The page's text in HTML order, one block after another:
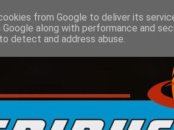
from Google to deliver its
Google along with performance and
detect and address abuse.